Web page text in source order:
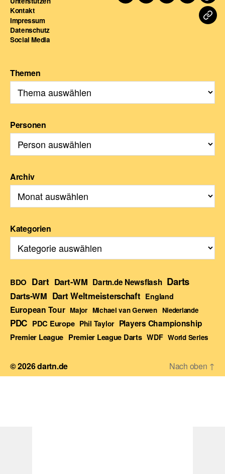
Kontakt
Impressum
Datenschutz
Social Media
Themen
Personen
Archiv
Kategorien
BDO Dart Dart-WM Dartn.de Newsflash Darts
Darts-WM Dart Weltmeisterschaft England
European Tour Major Michael van Gerwen Niederlande
PDC PDC Europe Phil Taylor Players Championship
Premier League Premier League Darts WDF World Series
© 2026dartn.de Nach oben ↑